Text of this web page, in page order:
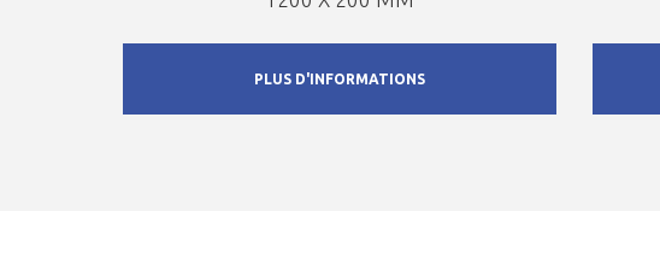
PLUS D'INFORMATIONS